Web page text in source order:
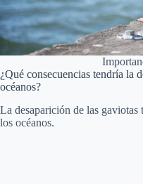
¿Qué consecuencias tendría la
océanos?
La desaparición de las gaviotas
los océanos.